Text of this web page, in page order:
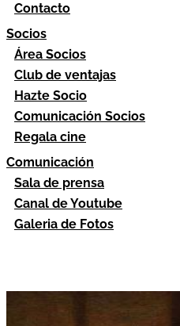
Contacto
Socios
Área Socios
Club de ventajas
Hazte Socio
Comunicación Socios
Regala cine
Comunicación
Sala de prensa
Canal de Youtube
Galeria de Fotos